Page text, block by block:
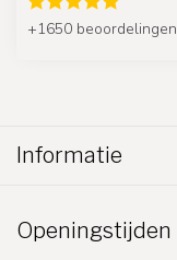
+1650 beoordelingen
Informatie
Openingstijden